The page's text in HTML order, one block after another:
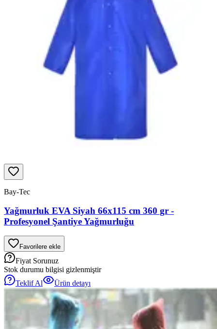
Bay-Tec
Yağmurluk EVA Siyah 66x115 cm 360 gr -
Profesyonel Şantiye Yağmurluğu
Favorilere ekle
Fiyat Sorunuz
Stok durumu bilgisi gizlenmiştir
Teklif Al
Ürün detayı